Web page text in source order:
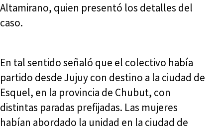
Altamirano, quien presentó los detalles del
caso.
En tal sentido señaló que el colectivo había
partido desde Jujuy con destino a la ciudad de
Esquel, en la provincia de Chubut, con
distintas paradas prefijadas. Las mujeres
habían abordado la unidad en la ciudad de